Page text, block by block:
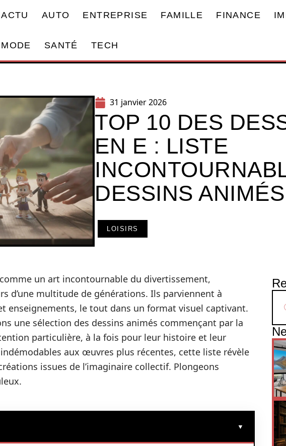
ACTU AUTO ENTREPRISE FAMILLE FINANCE
MODE SANTÉ TECH
31 janvier 2026
TOP 10 DES
EN E : LISTE
DESSINS ANIMÉS
LOISIRS
un art incontournable du divertissement,
d’une multitude de générations. Ils parviennent à
enseignements, le tout dans un format visuel captivant.
une sélection des dessins animés commençant par la
particulière, à la fois pour leur histoire et leur
aux œuvres plus récentes, cette liste révèle
issues de l’imaginaire collectif. Plongeons